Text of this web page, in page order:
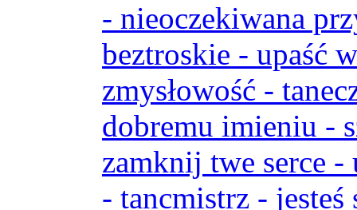
- nieoczekiwana
beztroskie - upaść
zmysłowość -
dobremu imieniu -
zamknij twe serce -
- tancmistrz -